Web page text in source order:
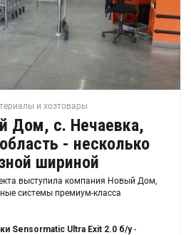
и хозтовары
Дом, с. Нечаевка,
- несколько
шириной
выступила компания Новый Дом,
системы премиум-класса
Sensormatic Ultra Exit 2.0 б/у-